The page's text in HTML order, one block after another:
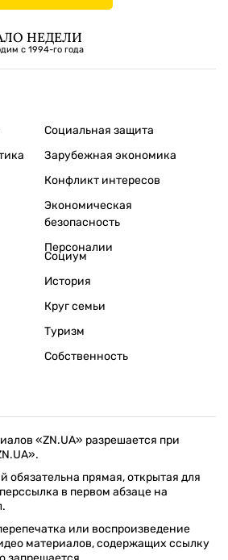
НЕДЕЛИ
с 1994-го года
Социальная защита
Зарубежная экономика
Конфликт интересов
Экономическая
безопасность
Персоналии
Социум
История
Круг семьи
Туризм
Собственность
«ZN.UA» разрешается при
обязательна прямая, открытая для
в первом абзаце на
или воспроизведение
материалов, содержащих ссылку